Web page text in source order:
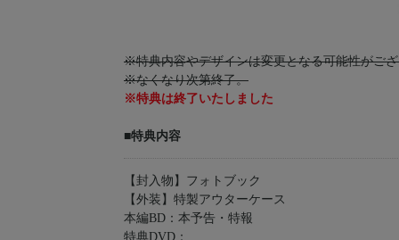
※特典内容やデザインは変更となる可能性がご
※なくなり次第終了。
※特典は終了いたしました
■特典内容
【封入物】フォトブック
【外装】特製アウターケース
本編BD：本予告・特報
特典DVD：